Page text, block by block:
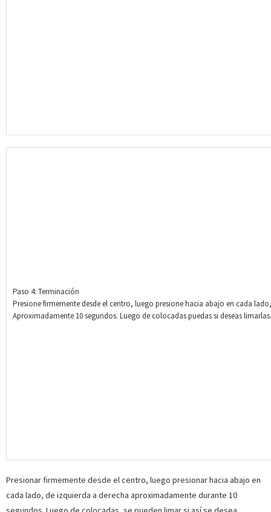
Paso 4: Terminación
Presione firmemente desde el centro, luego presione hacia abajo en cada
Aproximadamente 10 segundos. Luego de colocadas puedas si deseas limarlas.
Presionar firmemente desde el centro, luego presionar hacia abajo en
cada lado, de izquierda a derecha aproximadamente durante 10